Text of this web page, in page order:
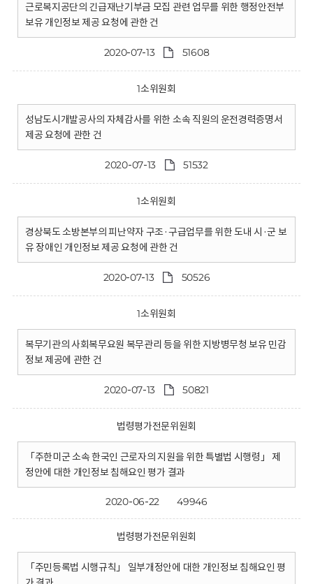
근로복지공단의 긴급재난기부금 모집 관련 업무를 위한 행정안전부
보유 개인정보 제공 요청에 관한 건
2020-07-13 51608
1소위원회
성남도시개발공사의 자체감사를 위한 소속 직원의 운전경력증명서
제공 요청에 관한 건
2020-07-13 51532
1소위원회
경상북도 소방본부의 피난약자 구조·구급업무를 위한 도내 시·군 보
유 장애인 개인정보 제공 요청에 관한 건
2020-07-13 50526
1소위원회
복무기관의 사회복무요원 복무관리 등을 위한 지방병무청 보유 민감
정보 제공에 관한 건
2020-07-13 50821
법령평가전문위원회
「주한미군 소속 한국인 근로자의 지원을 위한 특별법 시행령」 제
정안에 대한 개인정보 침해요인 평가 결과
2020-06-22 49946
법령평가전문위원회
「주민등록법 시행규칙」 일부개정안에 대한 개인정보 침해요인 평